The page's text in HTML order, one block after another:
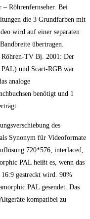
– Röhrenfernseher. Bei
die 3 Grundfarben mit
wird auf einer separaten
übertragen.
Röhren-TV Bj. 2001: Der
PAL) und Scart-RGB war
analoge
benötigt und 1
des
Synonym für Videoformate
720*576, interlaced,
PAL heißt es, wenn das
gestreckt wird. 90%
PAL gesendet. Das
kompatibel zu